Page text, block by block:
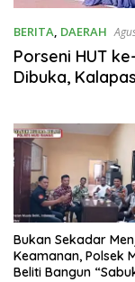
BERITA, DAERAH
Porseni HUT
Dibuka,
Bukan Sekadar
Keamanan, Polsek
Beliti Bangun